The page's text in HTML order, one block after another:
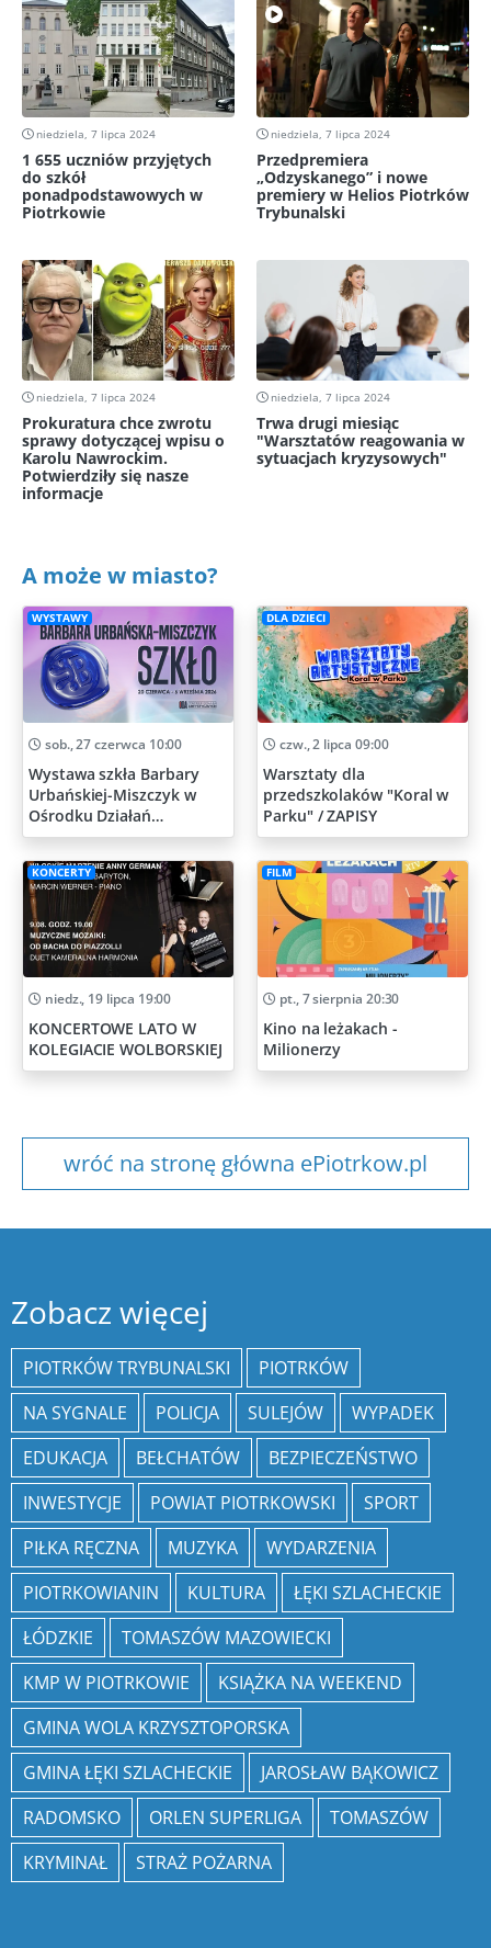
niedziela, 7 lipca 2024
1 655 uczniów przyjętych
do szkół
ponadpodstawowych w
Piotrkowie
niedziela, 7 lipca 2024
Przedpremiera
„Odzyskanego” i nowe
premiery w Helios Piotrków
Trybunalski
niedziela, 7 lipca 2024
Prokuratura chce zwrotu
sprawy dotyczącej wpisu o
Karolu Nawrockim.
Potwierdziły się nasze
informacje
niedziela, 7 lipca 2024
Trwa drugi miesiąc
"Warsztatów reagowania w
sytuacjach kryzysowych"
A może w miasto?
WYSTAWY
sob., 27 czerwca 10:00
Wystawa szkła Barbary
Urbańskiej-Miszczyk w
Ośrodku Działań
Artystycznych
DLA DZIECI
czw., 2 lipca 09:00
Warsztaty dla
przedszkolaków "Koral w
Parku" / ZAPISY
KONCERTY
niedz., 19 lipca 19:00
KONCERTOWE LATO W
KOLEGIACIE WOLBORSKIEJ
FILM
pt., 7 sierpnia 20:30
Kino na leżakach -
Milionerzy
wróć na stronę główna ePiotrkow.pl
Zobacz więcej
PIOTRKÓW TRYBUNALSKI
PIOTRKÓW
NA SYGNALE
POLICJA SULEJÓW
WYPADEK
EDUKACJA
BEŁCHATÓW
BEZPIECZEŃSTWO
INWESTYCJE
POWIAT PIOTRKOWSKI
SPORT
PIŁKA RĘCZNA
MUZYKA
WYDARZENIA
PIOTRKOWIANIN
KULTURA
ŁĘKI SZLACHECKIE
ŁÓDZKIE
TOMASZÓW MAZOWIECKI
KMP W PIOTRKOWIE
KSIĄŻKA NA WEEKEND
GMINA WOLA KRZYSZTOPORSKA
GMINA ŁĘKI SZLACHECKIE
JAROSŁAW BĄKOWICZ
RADOMSKO
ORLEN SUPERLIGA
TOMASZÓW
KRYMINAŁ
STRAŻ POŻARNA